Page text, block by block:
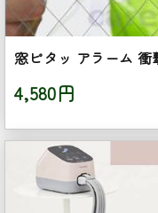
窓ピタッ アラーム
4,580円